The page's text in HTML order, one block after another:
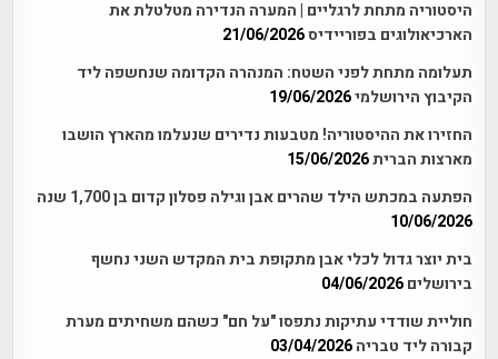
היסטוריה מתחת לרגליים | המערה הנדירה מטלטלת את
הארכיאולוגים בפוריידיס21/06/2026
תעלומה מתחת לפני השטח: המנהרה הקדומה שנחשפה ליד
הקיבוץ הירושלמי19/06/2026
החזירו את ההיסטוריה! מטבעות נדירים שנעלמו מהארץ הושבו
מארצות הברית15/06/2026
הפתעה במכתש הילד שהרים אבן וגילה פסלון קדום בן 1,700 שנה
10/06/2026
בית יוצר גדול לכלי אבן מתקופת בית המקדש השני נחשף
בירושלים 04/06/2026
חוליית שודדי עתיקות נתפסו "על חם" כשהם משחיתים מערת
קבורה ליד טבריה 03/04/2026